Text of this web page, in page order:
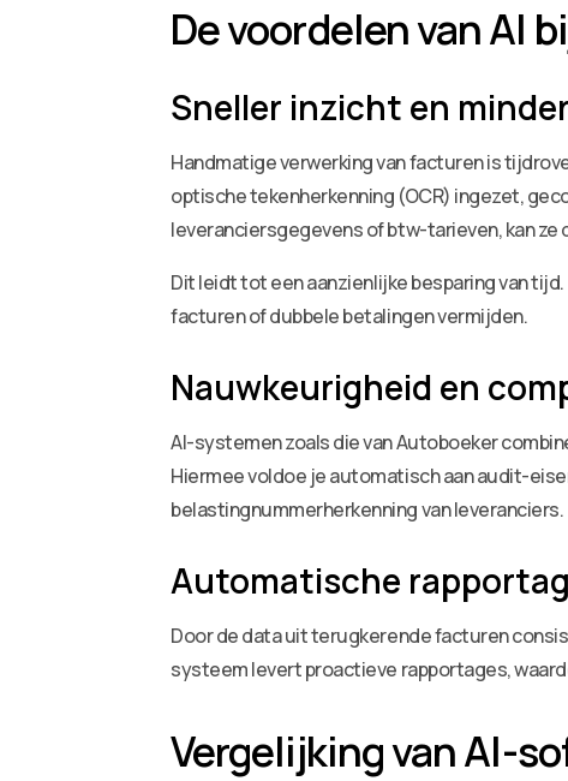
De voordelen van AI
Sneller inzicht en
Handmatige verwerking van facturen is
optische tekenherkenning (OCR) ingezet,
leveranciersgegevens of btw-tarieven, kan
Dit leidt tot een aanzienlijke besparing van
facturen of dubbele betalingen vermijden.
Nauwkeurigheid en
AI-systemen zoals die van Autoboeker
Hiermee voldoe je automatisch aan audit-
belastingnummerherkenning van leveranciers.
Automatische
Door de data uit terugkerende facturen
systeem levert proactieve rapportages,
Vergelijking van AI-